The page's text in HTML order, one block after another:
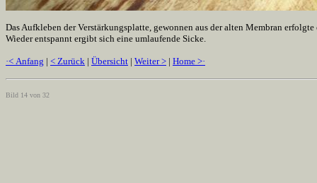
Das Aufkleben der Verstärkungsplatte, gewonnen aus der alten Membran
Wieder entspannt ergibt sich eine umlaufende Sicke.
·< Anfang | < Zurück | Übersicht | Weiter > | Home >·
Bild 14 von 32